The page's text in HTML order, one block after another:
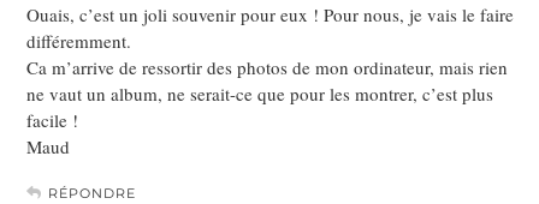
Ouais, c’est un joli souvenir pour eux ! Pour nous, je vais le faire
différemment.
Ca m’arrive de ressortir des photos de mon ordinateur, mais rien
ne vaut un album, ne serait-ce que pour les montrer, c’est plus
facile !
Maud
RÉPONDRE